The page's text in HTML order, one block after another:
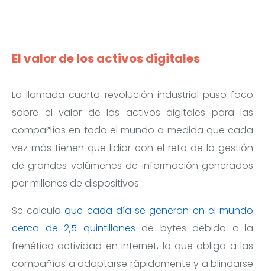
El valor de los activos digitales
La llamada cuarta revolución industrial puso foco
sobre el valor de los activos digitales para las
compañías en todo el mundo a medida que cada
vez más tienen que lidiar con el reto de la gestión
de grandes volúmenes de información generados
por millones de dispositivos.
Se calculaque cada día se generan en el mundo
cerca de 2,5 quintillones de bytes debido a la
frenética actividad en internet, lo que obliga a las
compañías a adaptarse rápidamente y a blindarse